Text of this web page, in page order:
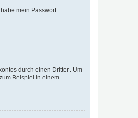
mein Passwort
durch einen Dritten. Um
Beispiel in einem